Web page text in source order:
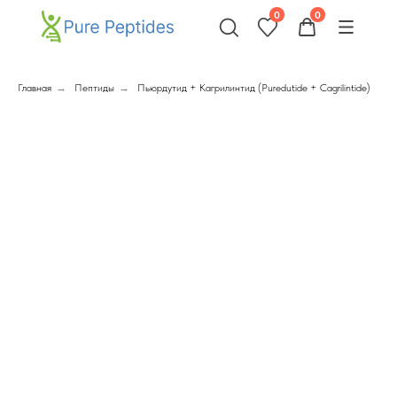
0 0
Главная → Пептиды → Пьюрдутид + Кагрилинтид (Puredutide + Cagrilintide)